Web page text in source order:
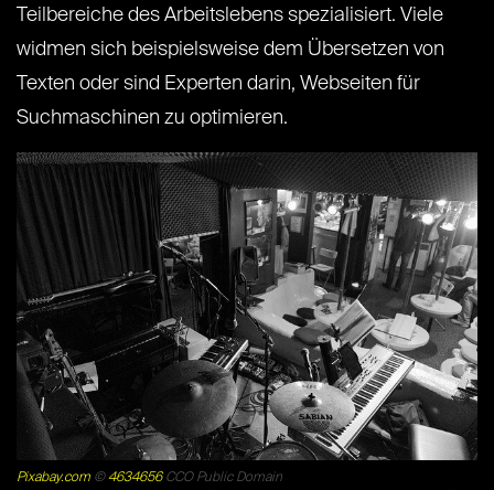
Teilbereiche des Arbeitslebens spezialisiert. Viele
widmen sich beispielsweise dem Übersetzen von
Texten oder sind Experten darin, Webseiten für
Suchmaschinen zu optimieren.
Pixabay.com ©4634656 CCO Public Domain